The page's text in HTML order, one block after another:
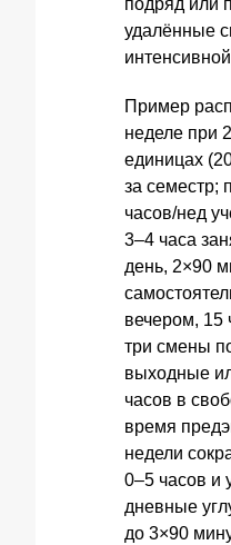
подряд или
удалённые
Пример
неделе при
единицах
за семестр;
часов/нед
3–4 часа
день, 2×90
вечером, 15
три смены
выходные
часов в
время
недели
0–5 часов и
дневные
до 3×90